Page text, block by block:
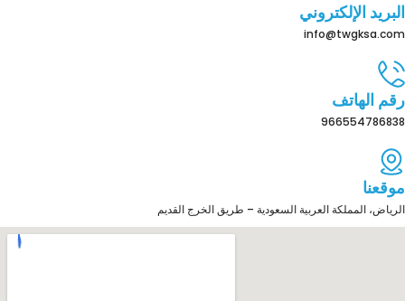
البريد الإلكتروني
info@twgksa.com
رقم الهاتف
966554786838
موقعنا
الرياض، المملكة العربية السعودية – طريق الخرج القديم